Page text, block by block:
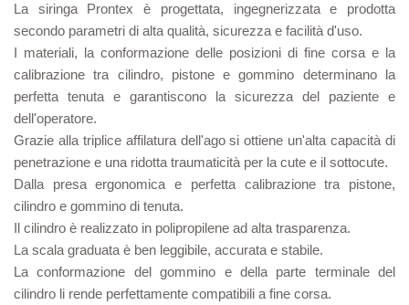
La siringa Prontex è progettata, ingegnerizzata e prodotta
secondo parametri di alta qualità, sicurezza e facilità d'uso.
I materiali, la conformazione delle posizioni di fine corsa e la
calibrazione tra cilindro, pistone e gommino determinano la
perfetta tenuta e garantiscono la sicurezza del paziente e
dell'operatore.
Grazie alla triplice affilatura dell'ago si ottiene un'alta capacità di
penetrazione e una ridotta traumaticità per la cute e il sottocute.
Dalla presa ergonomica e perfetta calibrazione tra pistone,
cilindro e gommino di tenuta.
Il cilindro è realizzato in polipropilene ad alta trasparenza.
La scala graduata è ben leggibile, accurata e stabile.
La conformazione del gommino e della parte terminale del
cilindro li rende perfettamente compatibili a fine corsa.